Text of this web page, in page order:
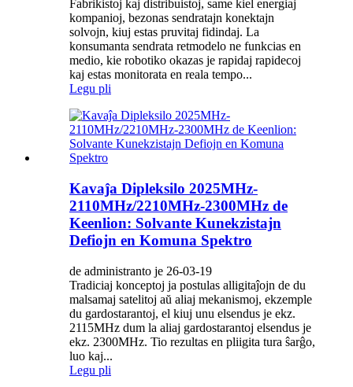
Fabrikistoj kaj distribuistoj, same kiel energiaj
kompanioj, bezonas sendratajn konektajn
solvojn, kiuj estas pruvitaj fidindaj. La
konsumanta sendrata retmodelo ne funkcias en
medio, kie robotiko okazas je rapidaj rapidecoj
kaj estas monitorata en reala tempo...
Legu pli
Kavaĵa Dipleksilo 2025MHz-
2110MHz/2210MHz-2300MHz de
Keenlion: Solvante Kunekzistajn
Defiojn en Komuna Spektro
de administranto je 26-03-19
Tradiciaj konceptoj ja postulas alligitaĵojn de du
malsamaj satelitoj aŭ aliaj mekanismoj, ekzemple
du gardostarantoj, el kiuj unu elsendus je ekz.
2115MHz dum la aliaj gardostarantoj elsendus je
ekz. 2300MHz. Tio rezultas en pliigita tura ŝarĝo,
luo kaj...
Legu pli